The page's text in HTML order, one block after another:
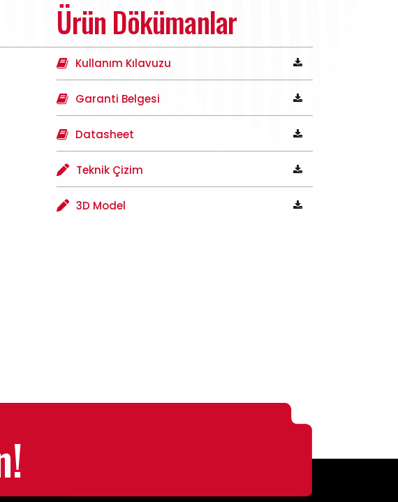
Ürün Dökümanlar
Kullanım Kılavuzu
Garanti Belgesi
Datasheet
Teknik Çizim
3D Model